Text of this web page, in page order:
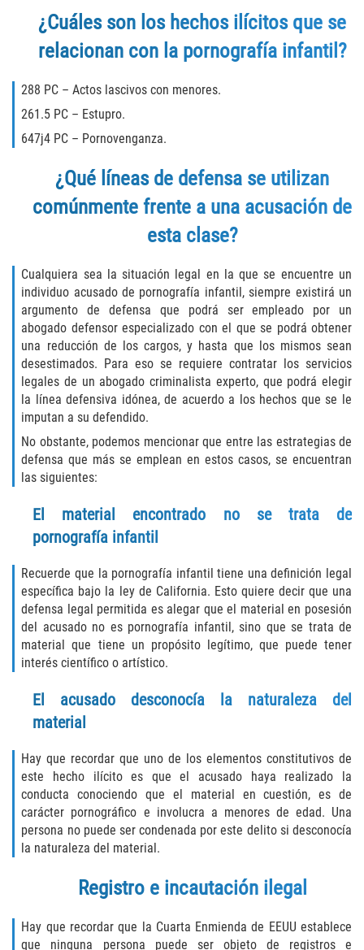
Drinking Alcohol in a Motor Vehicle
Driving on a Suspended License
Driving Without a License
Hit and Run
Vehicular Manslaughter
Drug Crimes
California Marijuana Laws
Manufacturing of Controlled Substances
Possession of Drugs for Sale
Prop 36
Sales and Transportation of a Controlled
Substance
DUI with Drugs
Firearm Crimes
Check Fraud
Credit Card Fraud
Health Care Fraud
¿Cuáles son los hechos ilícitos que se
relacionan con la pornografía infantil?
288 PC – Actos lascivos con menores.
261.5 PC – Estupro.
647j4 PC – Pornovenganza.
¿Qué líneas de defensa se utilizan
comúnmente frente a una acusación de
esta clase?
Cualquiera sea la situación legal en la que se encuentre un
individuo acusado de pornografía infantil, siempre existirá un
argumento de defensa que podrá ser empleado por un
abogado defensor especializado con el que se podrá obtener
una reducción de los cargos, y hasta que los mismos sean
desestimados. Para eso se requiere contratar los servicios
legales de un abogado criminalista experto, que podrá elegir
la línea defensiva idónea, de acuerdo a los hechos que se le
imputan a su defendido.
No obstante, podemos mencionar que entre las estrategias de
defensa que más se emplean en estos casos, se encuentran
las siguientes:
El material encontrado no se trata de
pornografía infantil
Recuerde que la pornografía infantil tiene una definición legal
específica bajo la ley de California. Esto quiere decir que una
defensa legal permitida es alegar que el material en posesión
del acusado no es pornografía infantil, sino que se trata de
material que tiene un propósito legítimo, que puede tener
interés científico o artístico.
El acusado desconocía la naturaleza del
material
Hay que recordar que uno de los elementos constitutivos de
este hecho ilícito es que el acusado haya realizado la
conducta conociendo que el material en cuestión, es de
carácter pornográfico e involucra a menores de edad. Una
persona no puede ser condenada por este delito si desconocía
la naturaleza del material.
Registro e incautación ilegal
Hay que recordar que la Cuarta Enmienda de EEUU establece
que ninguna persona puede ser objeto de registros e